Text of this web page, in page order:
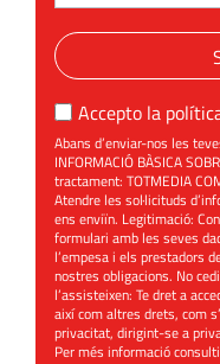
Accepto la
Abans d’enviar-nos les
INFORMACIÓ BÀSICA
tractament: TOTMEDIA
Atendre les sol·licituds
ens enviïn. Legitimació:
formulari amb les seves
l’empesa i els prestadors
nostres obligacions. No
l’assisteixen: Te dret a
així com altres drets, com
privacitat, dirigint-se a
Per més informació